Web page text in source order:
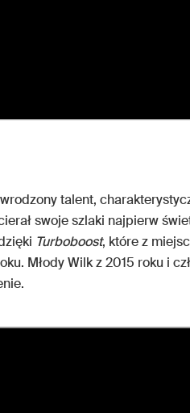
talent,
swoje szlaki najpierw
Turboboost, które z
Młody Wilk z 2015 roku i